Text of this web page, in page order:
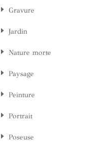
Gravure
Jardin
Nature morte
Paysage
Peinture
Portrait
Poseuse